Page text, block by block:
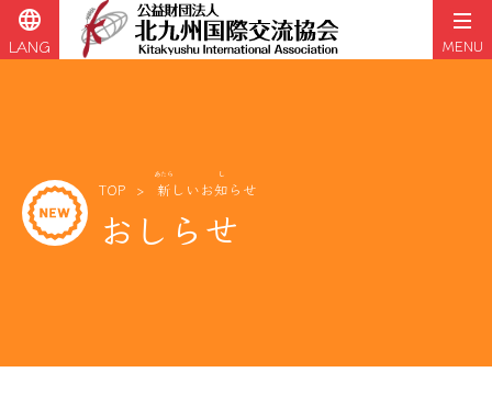
language
LANG MENU
TOP 新
あたら
しいお知
し
らせ
おしらせ